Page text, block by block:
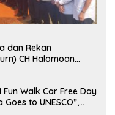
dan Rekan
CH Halomoan
Fun Walk Car Free Day
to UNESCO”,